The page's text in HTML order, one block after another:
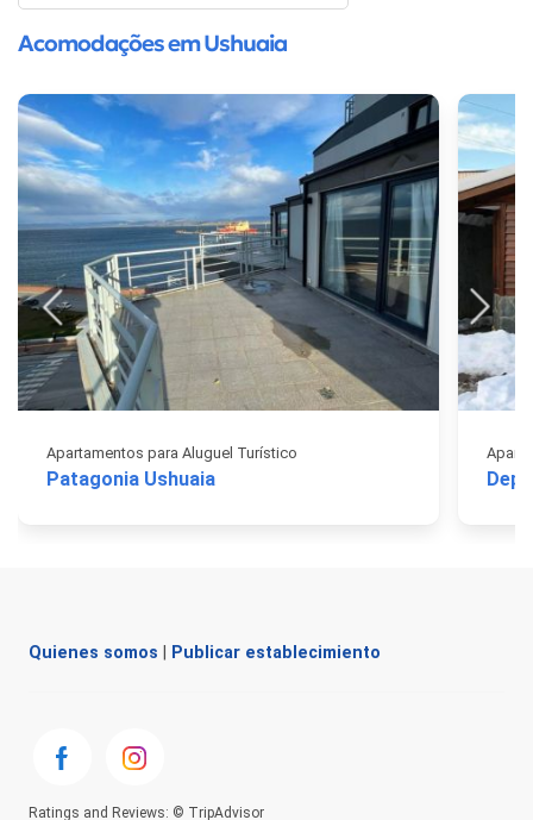
Acomodações em Ushuaia
Apartamentos para Aluguel Turístico
Patagonia Ushuaia
Quienes somos Publicar establecimiento
Ratings and Reviews: © TripAdvisor